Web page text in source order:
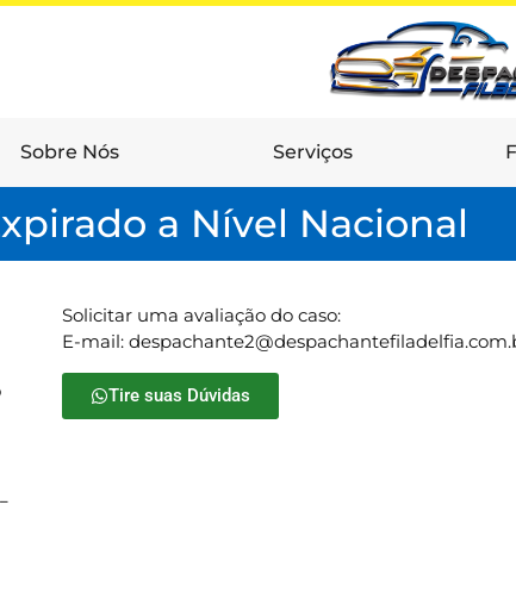
Sobre Nós Serviços
a Nível Nacional
Solicitar uma avaliação do caso:
E-mail:
Tire suas Dúvidas